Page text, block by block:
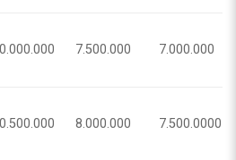
7.500.000 7.000.000
8.000.000 7.500.0000